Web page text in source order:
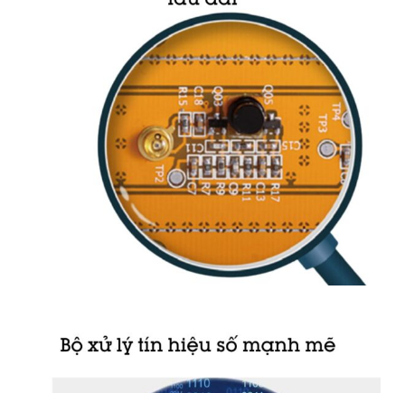
được sử dụng để phát hiện sự xâm nhập trái phép vào
khu vực được bảo vệ. Thiết bị này hoạt động dựa trên
nguyên lý phát và thu tia hồng ngoại. Khi đầu phát và đầu
thu được kết nối với nhau thông qua những tia hồng ngoại
song song, nếu có bất kỳ vật cản nào ngăn cách giữa đường
đi của tia hồng ngoại, cảm biến sẽ ngay lập tức truyền tín
hiệu về trung tâm để báo động. Ngược lại, nếu không bị vật
cản cản trở, hệ thốnghàng rào điện tửsẽ không phát hiện
bất kỳ sự xâm nhập nào và không truyền tín hiệu về bộ điều
khiển trung tâm.